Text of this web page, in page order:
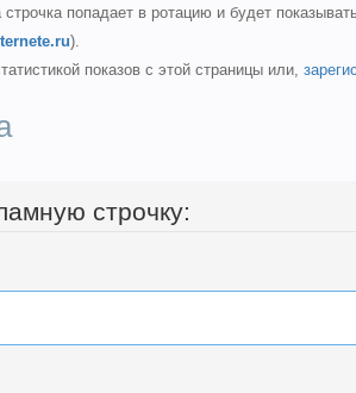
попадает в ротацию и будет
).
показов с этой страницы или,
строчку: